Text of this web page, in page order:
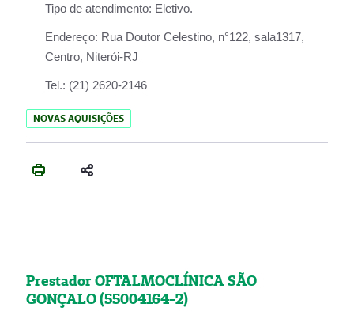
Tipo de atendimento: Eletivo.
Endereço: Rua Doutor Celestino, n°122, sala1317,
Centro, Niterói-RJ
Tel.: (21) 2620-2146
NOVAS AQUISIÇÕES
Prestador OFTALMOCLÍNICA SÃO
GONÇALO (55004164-2)